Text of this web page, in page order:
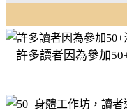
許多讀者因為參加